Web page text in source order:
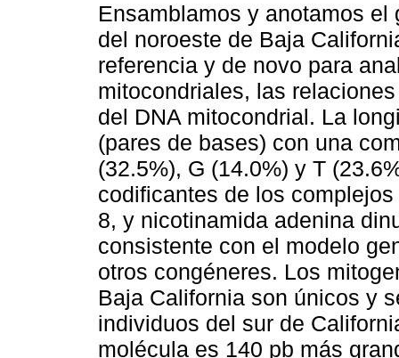
Ensamblamos y anotamos
del noroeste de Baja
referencia y de novo para
mitocondriales, las
del DNA mitocondrial. La
(pares de bases) con una
(32.5%), G (14.0%) y T
codificantes de los
8, y nicotinamida adenina
consistente con el modelo
otros congéneres. Los
Baja California son únicos y
individuos del sur de
molécula es 140 pb más